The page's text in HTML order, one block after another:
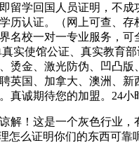
留学回国人员证明，不
历认证。（网上可查、
名校一对一专业服务，
实使馆公证、真实教育部
烫金、激光防伪、凹凸版
英国、加拿大、澳洲、新
真诚期待您的加盟。24小
解！这是一个灰色行业
怎么证明你们的东西可